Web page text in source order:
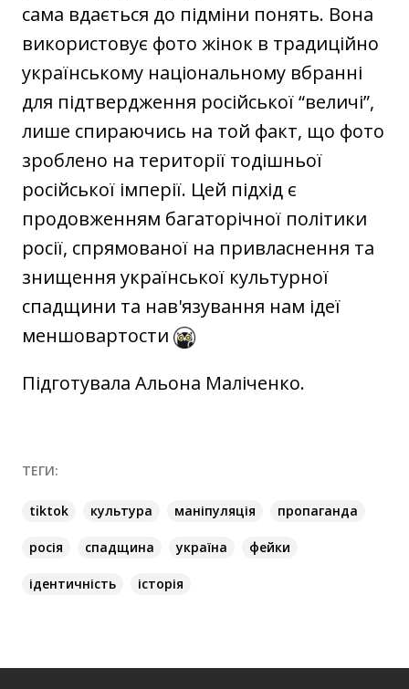
сама вдається до підміни понять. Вона
використовує фото жінок в традиційно
українському національному вбранні
для підтвердження російської “величі”,
лише спираючись на той факт, що фото
зроблено на території тодішньої
російської імперії. Цей підхід є
продовженням багаторічної політики
росії, спрямованої на привласнення та
знищення української культурної
спадщини та нав'язування нам ідеї
меншовартости
Підготувала Альона Маліченко.
ТЕГИ:
tiktok культура маніпуляція пропаганда
росія спадщина україна фейки
ідентичність історія